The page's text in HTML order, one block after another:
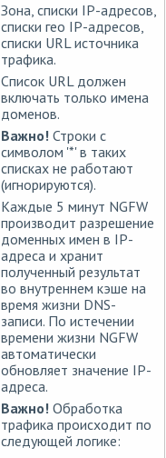
Зона, списки IP-адресов,
списки гео IP-адресов,
списки URL источника
трафика.
Список URL должен
включать только имена
доменов.
Важно! Строки с
символом '*' в таких
списках не работают
(игнорируются).
Каждые 5 минут NGFW
производит разрешение
доменных имен в IP-
адреса и хранит
полученный результат
во внутреннем кэше на
время жизни DNS-
записи. По истечении
времени жизни NGFW
автоматически
обновляет значение IP-
адреса.
Важно! Обработка
трафика происходит по
следующей логике: